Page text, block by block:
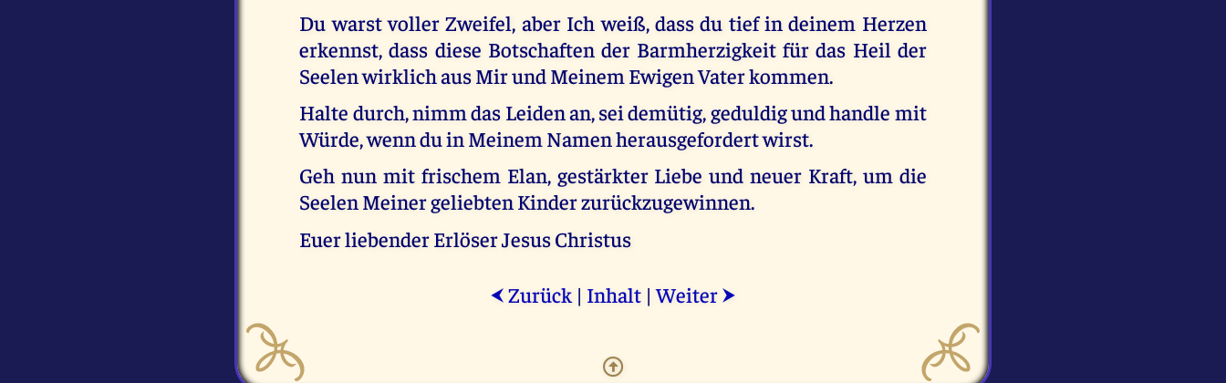
Du warst voller Zweifel, aber Ich weiß, dass du tief in deinem Herzen
erkennst, dass diese Botschaften der Barmherzigkeit für das Heil der
Seelen wirklich aus Mir und Meinem Ewigen Vater kommen.
Halte durch, nimm das Leiden an, sei demütig, geduldig und handle mit
Würde, wenn du in Meinem Namen herausgefordert wirst.
Geh nun mit frischem Elan, gestärkter Liebe und neuer Kraft, um die
Seelen Meiner geliebten Kinder zurückzugewinnen.
Euer liebender Erlöser Jesus Christus
⮜ Zurück | Inhalt |Weiter ⮞